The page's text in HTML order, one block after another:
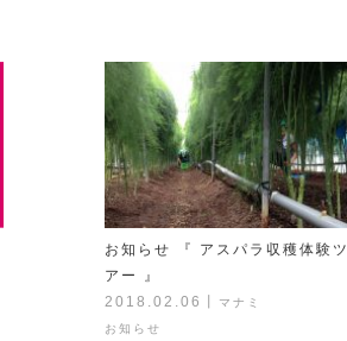
お知らせ 『 アスパラ収穫体験ツ
アー 』
2018.02.06
マナミ
お知らせ